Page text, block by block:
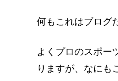
何もこれはブログ
よくプロのスポー
りますが、なにも